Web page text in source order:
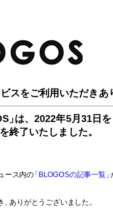
スをご利用いただきあ
」は、2022年5月31日
終了いたしました。
ース内の「BLOGOSの記事一覧」
ありがとうございました。